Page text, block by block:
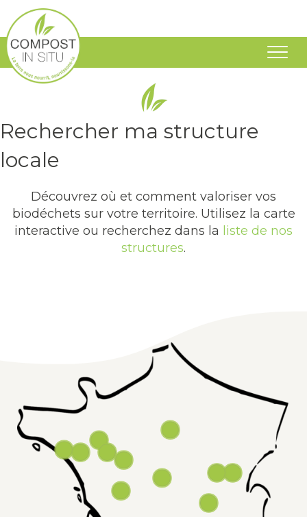
Rechercher ma structure
locale
Découvrez où et comment valoriser vos
biodéchets sur votre territoire. Utilisez la carte
interactive ou recherchez dans la liste de nos
structures.
TERRA COMPOST
LES PIEDS SUR TERRE
DM COMPOST
TRIVIAL'COMPOST
COMPOST & CO
ALFACY
ENVIE 2E